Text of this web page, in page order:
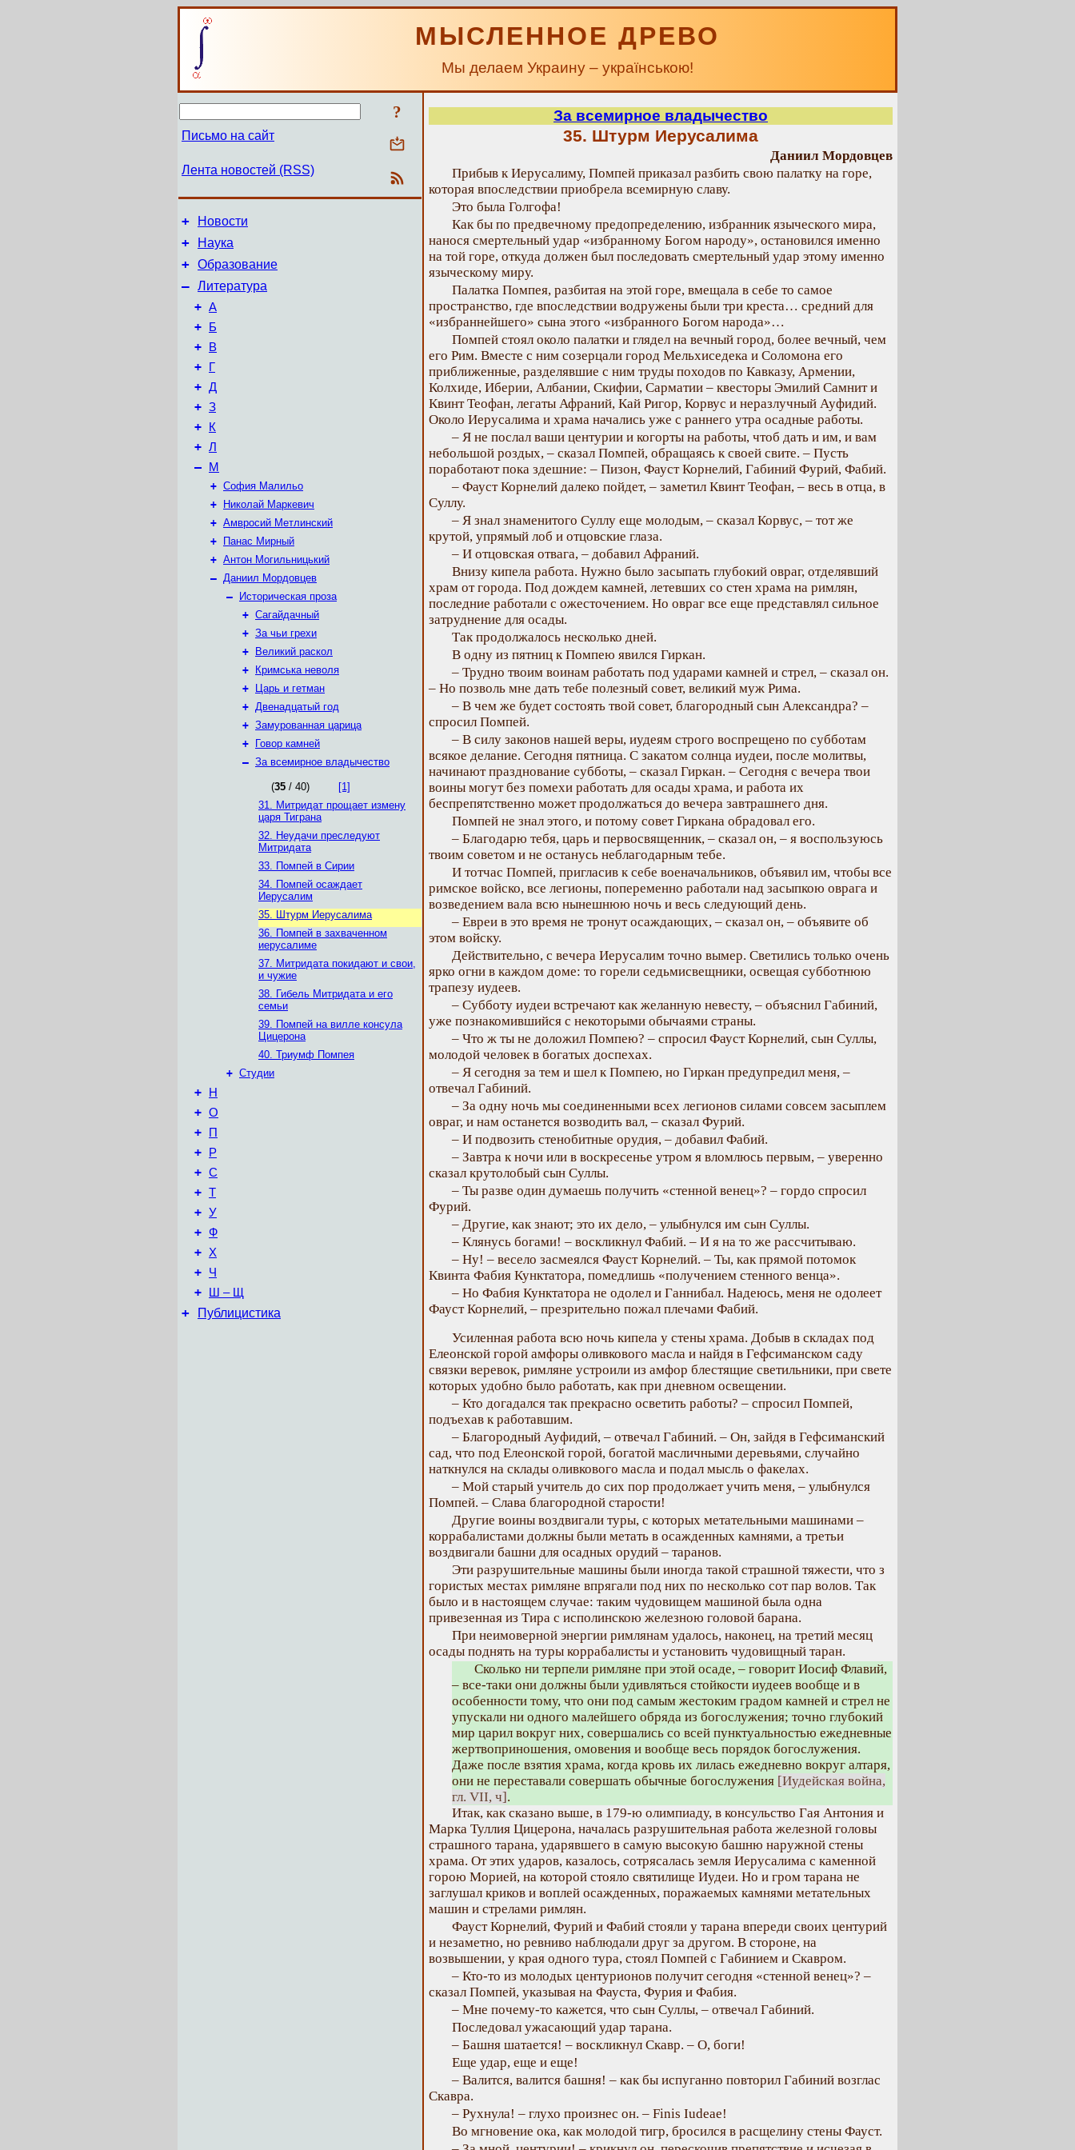
МЫСЛЕННОЕ ДРЕВО
Мы делаем Украину – українською!
?
Письмо на сайт
Лента новостей (RSS)
+ Новости
+ Наука
+ Образование
– Литература
+ А
+ Б
+ В
+ Г
+ Д
+ З
+ К
+ Л
– М
+ София Малильо
+
Николай Маркевич
+ Амвросий Метлинский
+
Панас Мирный
+ Антон Могильницький
– Даниил Мордовцев
–
Историческая проза
+ Сагайдачный
+ За чьи грехи
+
Великий раскол
+
Кримська неволя
+
Царь и гетман
+ Двенадцатый год
+ Замурованная царица
+
Говор камней
– За всемирное владычество
(35 / 40)
[1]
31. Митридат прощает измену
царя Тиграна
32. Неудачи преследуют
Митридата
33. Помпей в Сирии
34. Помпей осаждает
Иерусалим
35. Штурм Иерусалима
36. Помпей в захваченном
иерусалиме
37. Митридата покидают и свои,
и чужие
38. Гибель Митридата и его
семьи
39. Помпей на вилле консула
Цицерона
40. Триумф Помпея
+ Студии
+ Н
+ О
+ П
+ Р
+ С
+ Т
+ У
+ Ф
+ Х
+ Ч
+ Ш – Щ
+ Публицистика
За всемирное владычество
35. Штурм Иерусалима
Даниил Мордовцев
Прибыв к Иерусалиму, Помпей приказал разбить свою палатку на горе,
которая впоследствии приобрела всемирную славу.
Это была Голгофа!
Как бы по предвечному предопределению, избранник языческого мира,
нанося смертельный удар «избранному Богом народу», остановился именно
на той горе, откуда должен был последовать смертельный удар этому именно
языческому миру.
Палатка Помпея, разбитая на этой горе, вмещала в себе то самое
пространство, где впоследствии водружены были три креста… средний для
«избраннейшего» сына этого «избранного Богом народа»…
Помпей стоял около палатки и глядел на вечный город, более вечный, чем
его Рим. Вместе с ним созерцали город Мельхиседека и Соломона его
приближенные, разделявшие с ним труды походов по Кавказу, Армении,
Колхиде, Иберии, Албании, Скифии, Сарматии – квесторы Эмилий Самнит и
Квинт Теофан, легаты Афраний, Кай Ригор, Корвус и неразлучный Ауфидий.
Около Иерусалима и храма начались уже с раннего утра осадные работы.
– Я не послал ваши центурии и когорты на работы, чтоб дать и им, и вам
небольшой роздых, – сказал Помпей, обращаясь к своей свите. – Пусть
поработают пока здешние: – Пизон, Фауст Корнелий, Габиний Фурий, Фабий.
– Фауст Корнелий далеко пойдет, – заметил Квинт Теофан, – весь в отца, в
Суллу.
– Я знал знаменитого Суллу еще молодым, – сказал Корвус, – тот же
крутой, упрямый лоб и отцовские глаза.
– И отцовская отвага, – добавил Афраний.
Внизу кипела работа. Нужно было засыпать глубокий овраг, отделявший
храм от города. Под дождем камней, летевших со стен храма на римлян,
последние работали с ожесточением. Но овраг все еще представлял сильное
затруднение для осады.
Так продолжалось несколько дней.
В одну из пятниц к Помпею явился Гиркан.
– Трудно твоим воинам работать под ударами камней и стрел, – сказал он.
– Но позволь мне дать тебе полезный совет, великий муж Рима.
– В чем же будет состоять твой совет, благородный сын Александра? –
спросил Помпей.
– В силу законов нашей веры, иудеям строго воспрещено по субботам
всякое делание. Сегодня пятница. С закатом солнца иудеи, после молитвы,
начинают празднование субботы, – сказал Гиркан. – Сегодня с вечера твои
воины могут без помехи работать для осады храма, и работа их
беспрепятственно может продолжаться до вечера завтрашнего дня.
Помпей не знал этого, и потому совет Гиркана обрадовал его.
– Благодарю тебя, царь и первосвященник, – сказал он, – я воспользуюсь
твоим советом и не останусь неблагодарным тебе.
И тотчас Помпей, пригласив к себе военачальников, объявил им, чтобы все
римское войско, все легионы, попеременно работали над засыпкою оврага и
возведением вала всю нынешнюю ночь и весь следующий день.
– Евреи в это время не тронут осаждающих, – сказал он, – объявите об
этом войску.
Действительно, с вечера Иерусалим точно вымер. Светились только очень
ярко огни в каждом доме: то горели седьмисвещники, освещая субботнюю
трапезу иудеев.
– Субботу иудеи встречают как желанную невесту, – объяснил Габиний,
уже познакомившийся с некоторыми обычаями страны.
– Что ж ты не доложил Помпею? – спросил Фауст Корнелий, сын Суллы,
молодой человек в богатых доспехах.
– Я сегодня за тем и шел к Помпею, но Гиркан предупредил меня, –
отвечал Габиний.
– За одну ночь мы соединенными всех легионов силами совсем засыплем
овраг, и нам останется возводить вал, – сказал Фурий.
– И подвозить стенобитные орудия, – добавил Фабий.
– Завтра к ночи или в воскресенье утром я вломлюсь первым, – уверенно
сказал крутолобый сын Суллы.
– Ты разве один думаешь получить «стенной венец»? – гордо спросил
Фурий.
– Другие, как знают; это их дело, – улыбнулся им сын Суллы.
– Клянусь богами! – воскликнул Фабий. – И я на то же рассчитываю.
– Ну! – весело засмеялся Фауст Корнелий. – Ты, как прямой потомок
Квинта Фабия Кунктатора, помедлишь «получением стенного венца».
– Но Фабия Кунктатора не одолел и Ганнибал. Надеюсь, меня не одолеет
Фауст Корнелий, – презрительно пожал плечами Фабий.
Усиленная работа всю ночь кипела у стены храма. Добыв в складах под
Елеонской горой амфоры оливкового масла и найдя в Гефсиманском саду
связки веревок, римляне устроили из амфор блестящие светильники, при свете
которых удобно было работать, как при дневном освещении.
– Кто догадался так прекрасно осветить работы? – спросил Помпей,
подъехав к работавшим.
– Благородный Ауфидий, – отвечал Габиний. – Он, зайдя в Гефсиманский
сад, что под Елеонской горой, богатой масличными деревьями, случайно
наткнулся на склады оливкового масла и подал мысль о факелах.
– Мой старый учитель до сих пор продолжает учить меня, – улыбнулся
Помпей. – Слава благородной старости!
Другие воины воздвигали туры, с которых метательными машинами –
коррабалистами должны были метать в осажденных камнями, а третьи
воздвигали башни для осадных орудий – таранов.
Эти разрушительные машины были иногда такой страшной тяжести, что з
гористых местах римляне впрягали под них по несколько сот пар волов. Так
было и в настоящем случае: таким чудовищем машиной была одна
привезенная из Тира с исполинскою железною головой барана.
При неимоверной энергии римлянам удалось, наконец, на третий месяц
осады поднять на туры коррабалисты и установить чудовищный таран.
Сколько ни терпели римляне при этой осаде, – говорит Иосиф Флавий,
– все-таки они должны были удивляться стойкости иудеев вообще и в
особенности тому, что они под самым жестоким градом камней и стрел не
упускали ни одного малейшего обряда из богослужения; точно глубокий
мир царил вокруг них, совершались со всей пунктуальностью ежедневные
жертвоприношения, омовения и вообще весь порядок богослужения.
Даже после взятия храма, когда кровь их лилась ежедневно вокруг алтаря,
они не переставали совершать обычные богослужения [Иудейская война,
гл. VII, ч].
Итак, как сказано выше, в 179-ю олимпиаду, в консульство Гая Антония и
Марка Туллия Цицерона, началась разрушительная работа железной головы
страшного тарана, ударявшего в самую высокую башню наружной стены
храма. От этих ударов, казалось, сотрясалась земля Иерусалима с каменной
горою Морией, на которой стояло святилище Иудеи. Но и гром тарана не
заглушал криков и воплей осажденных, поражаемых камнями метательных
машин и стрелами римлян.
Фауст Корнелий, Фурий и Фабий стояли у тарана впереди своих центурий
и незаметно, но ревниво наблюдали друг за другом. В стороне, на
возвышении, у края одного тура, стоял Помпей с Габинием и Скавром.
– Кто-то из молодых центурионов получит сегодня «стенной венец»? –
сказал Помпей, указывая на Фауста, Фурия и Фабия.
– Мне почему-то кажется, что сын Суллы, – отвечал Габиний.
Последовал ужасающий удар тарана.
– Башня шатается! – воскликнул Скавр. – О, боги!
Еще удар, еще и еще!
– Валится, валится башня! – как бы испуганно повторил Габиний возглас
Скавра.
– Рухнула! – глухо произнес он. – Finis Iudeae!
Во мгновение ока, как молодой тигр, бросился в расщелину стены Фауст.